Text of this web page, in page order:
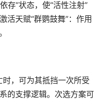
存”状态，使“活性注射”
活天赋“群鹦鼓舞”：作用
，可为其抵挡一次所受
的支撑逻辑。次选方案可